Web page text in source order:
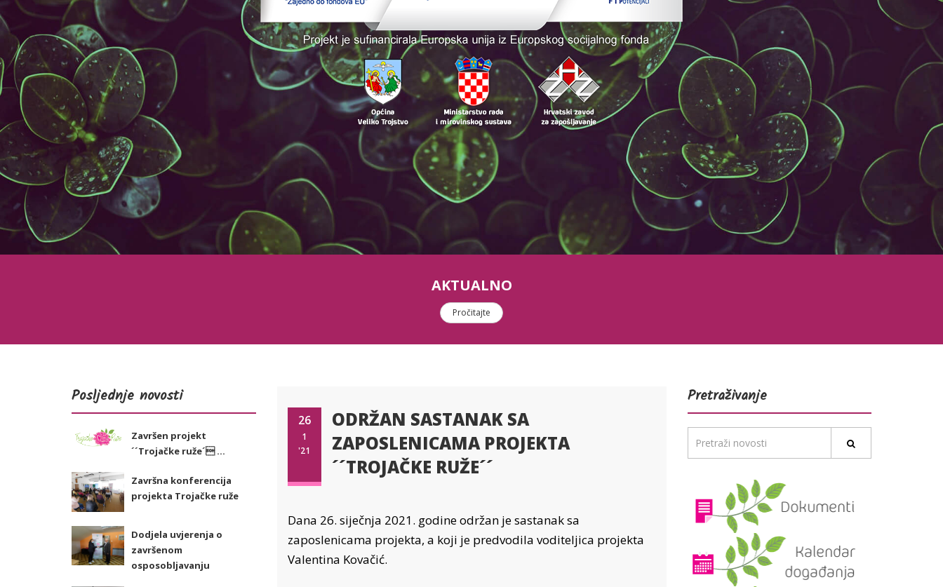
AKTUALNO
Pročitajte
Posljednje novosti
Završen projekt
´´Trojačke ruže´ ...
Završna konferencija
projekta Trojačke ruže
Dodjela uvjerenja o
završenom
osposobljavanju
26
1
'21
ODRŽAN SASTANAK SA
ZAPOSLENICAMA PROJEKTA
´´TROJAČKE RUŽE´´
Dana 26. siječnja 2021. godine održan je sastanak sa
zaposlenicama projekta, a koji je predvodila voditeljica projekta
Valentina Kovačić.
Pretraživanje